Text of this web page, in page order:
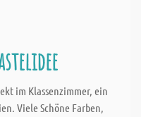
im Klassenzimmer, ein
Viele Schöne Farben,